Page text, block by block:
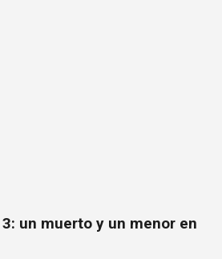
un muerto y un menor en